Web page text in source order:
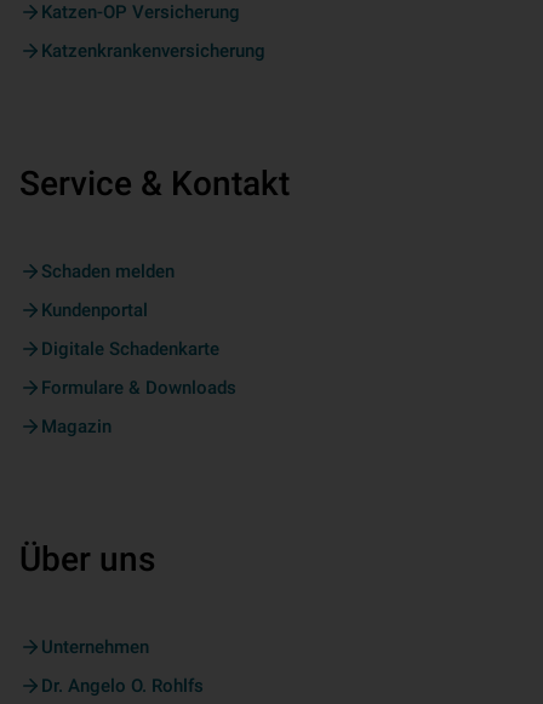
Katzen-OP Versicherung
Katzenkrankenversicherung
Service & Kontakt
Schaden melden
Kundenportal
Digitale Schadenkarte
Formulare & Downloads
Magazin
Über uns
Unternehmen
Dr. Angelo O. Rohlfs